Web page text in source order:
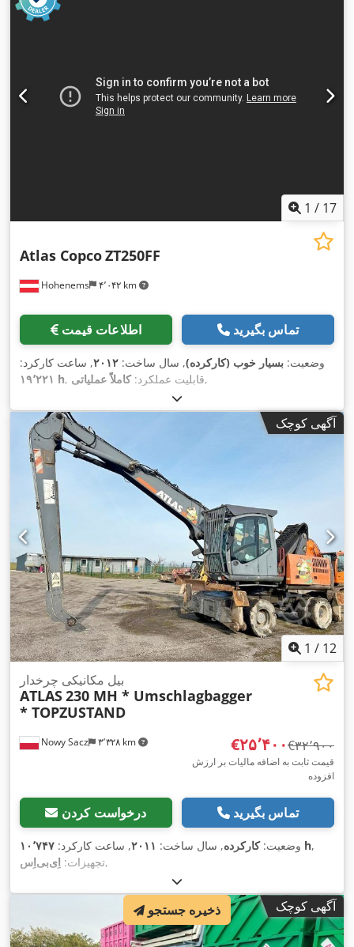
1 / 17
Hohenems ۴٬۰۴۲ km
Atlas CopcoZT250FF
اطلاعات قیمت تماس بگیرید
وضعیت: بسیار خوب (کارکرده), سال ساخت: ۲۰۱۲, ساعت کارکرد:
۱۹٬۲۲۱ h
, قابلیت عملکرد:کاملاً عملیاتی ,
آگهی کوچک
1 / 12
Nowy Sacz ۳٬۳۲۸ km
بیل مکانیکی چرخدار
ATLAS230 MH * Umschlagbagger
* TOPZUSTAND
‎€۲۵٬۴۰۰ ‎€۳۲٬۹۰۰
قیمت ثابت به اضافه مالیات بر ارزش
افزوده
درخواست کردن تماس بگیرید
وضعیت:کارکرده, سال ساخت: ۲۰۱۱, ساعت کارکرد: ۱۰٬۷۴۷ h,
تجهیزات:,
آگهی کوچک ذخیره جستجو